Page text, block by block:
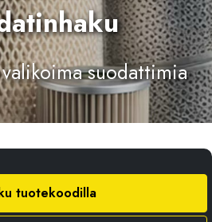
suodattimia
tuotekoodilla